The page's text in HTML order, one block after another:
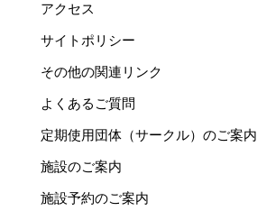
アクセス
サイトポリシー
その他の関連リンク
よくあるご質問
定期使用団体（サークル）のご案内
施設のご案内
施設予約のご案内